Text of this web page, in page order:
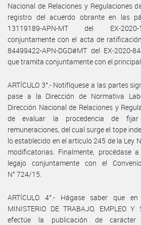
Nacional de Relaciones y Regulaciones
registro del acuerdo obrante en las
13119189-APN-MT del EX-2020-
conjuntamente con el acta de
84499422-APN-DGD#MT del EX-2020-
que tramita conjuntamente con el principal.
ARTÍCULO 3°.- Notifíquese a las partes
pase a la Dirección de Normativa
Dirección Nacional de Relaciones y
de evaluar la procedencia de
remuneraciones, del cual surge el tope
lo establecido en el artículo 245 de la Ley
modificatorias. Finalmente, procédase
legajo conjuntamente con el
N° 724/15.
ARTÍCULO 4°.- Hágase saber que
MINISTERIO DE TRABAJO, EMPLEO Y
efectúe la publicación de